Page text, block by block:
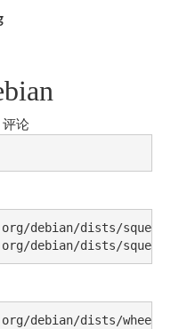
评论
debian/dists/
debian/dists/
debian/dists/